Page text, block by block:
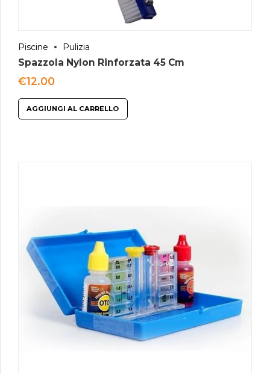
Piscine Pulizia
Spazzola Nylon Rinforzata 45 Cm
€12.00
AGGIUNGI AL CARRELLO